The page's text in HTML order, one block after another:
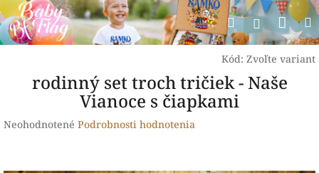
Prejsť
na
obsah
Hľadať
Kód: Zvoľte variant
rodinný set troch tričiek - Naše
Vianoce s čiapkami
Priemerné
Neohodnotené Podrobnosti hodnotenia